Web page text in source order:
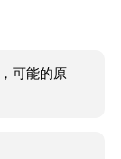
可能的原